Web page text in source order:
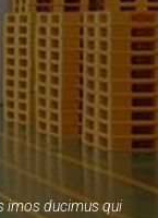
imos ducimus qui